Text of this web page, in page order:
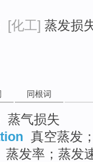
[化工] 蒸发损
同根词
蒸气损失
真空蒸发
蒸发率；蒸发